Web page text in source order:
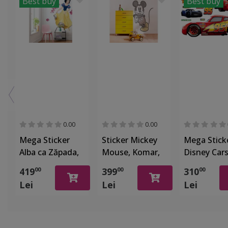
0.00
Mega Sticker
Alba ca Zăpada,
decoratiune
camera
41900
Lei
0.00
Sticker Mickey
Mouse, Komar,
100x127 cm
39900
Lei
Mega
Disney
Komar,
stickere
31000
Lei